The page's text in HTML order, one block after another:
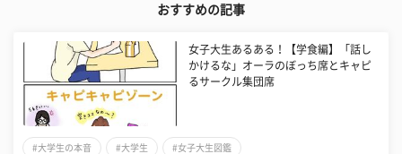
おすすめの記事
女子大生あるある！【学食編】「話し
かけるな」オーラのぼっち席とキャピ
るサークル集団席
#大学生の本音 #大学生 #女子大生図鑑